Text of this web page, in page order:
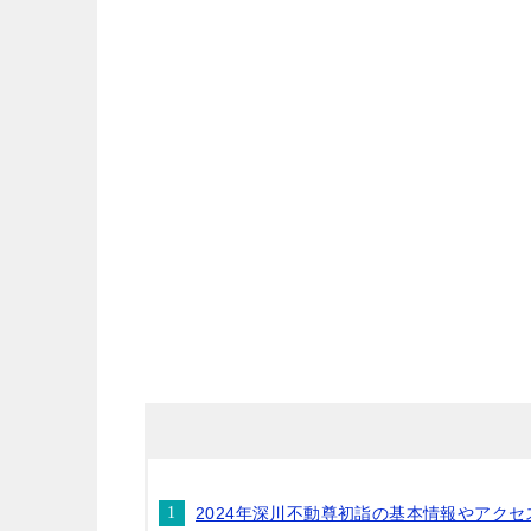
2024年深川不動尊初詣の基本情報やアクセ